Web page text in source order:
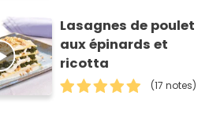
Lasagnes de poulet
aux épinards et
ricotta
(17 notes)